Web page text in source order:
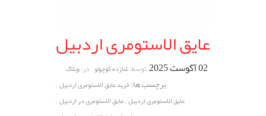
عایق الاستومری اردبیل
02 آگوست 2025 توسط:شازده کوچولو در:وبلاگ
برچسب ها:خرید عایق الاستومری اردبیل ,
عایق الاستومری اردبیل ,عایق الاستومری در اردبیل ,